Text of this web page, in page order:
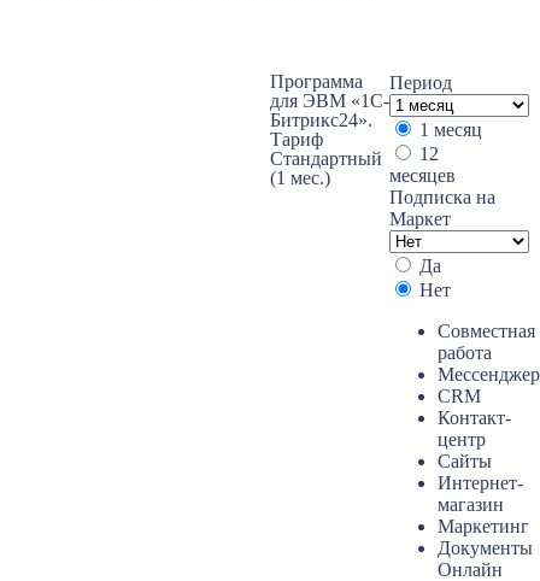
Программа
для ЭВМ «1С-
Битрикс24».
Тариф
Стандартный
(1 мес.)
Период
1 месяц
12
месяцев
Подписка на
Маркет
Да
Нет
Совместная
работа
Мессенджер
CRM
Контакт-
центр
Сайты
Интернет-
магазин
Маркетинг
Документы
Онлайн